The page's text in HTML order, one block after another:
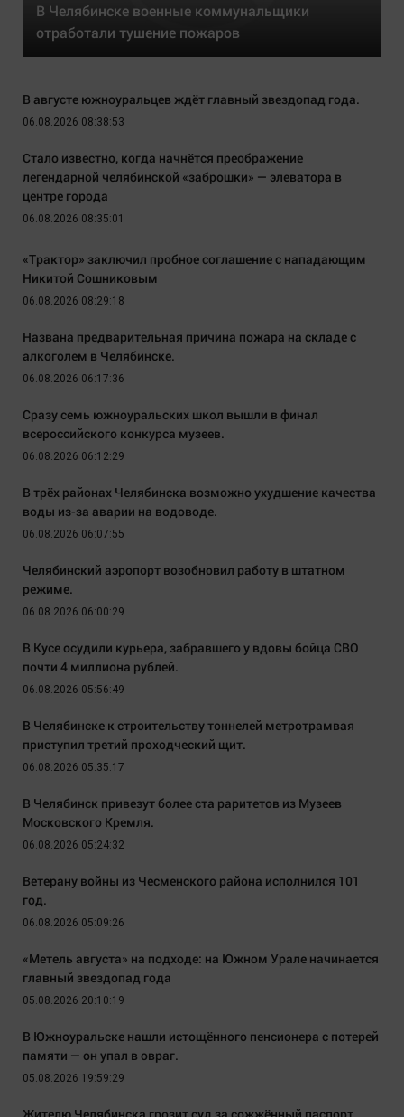
В Челябинске военные коммунальщики
отработали тушение пожаров
В августе южноуральцев ждёт главный звездопад года.
06.08.2026 08:38:53
Стало известно, когда начнётся преображение
легендарной челябинской «заброшки» — элеватора в
центре города
06.08.2026 08:35:01
«Трактор» заключил пробное соглашение с нападающим
Никитой Сошниковым
06.08.2026 08:29:18
Названа предварительная причина пожара на складе с
алкоголем в Челябинске.
06.08.2026 06:17:36
Сразу семь южноуральских школ вышли в финал
всероссийского конкурса музеев.
06.08.2026 06:12:29
В трёх районах Челябинска возможно ухудшение качества
воды из-за аварии на водоводе.
06.08.2026 06:07:55
Челябинский аэропорт возобновил работу в штатном
режиме.
06.08.2026 06:00:29
В Кусе осудили курьера, забравшего у вдовы бойца СВО
почти 4 миллиона рублей.
06.08.2026 05:56:49
В Челябинске к строительству тоннелей метротрамвая
приступил третий проходческий щит.
06.08.2026 05:35:17
В Челябинск привезут более ста раритетов из Музеев
Московского Кремля.
06.08.2026 05:24:32
Ветерану войны из Чесменского района исполнился 101
год.
06.08.2026 05:09:26
«Метель августа» на подходе: на Южном Урале начинается
главный звездопад года
05.08.2026 20:10:19
В Южноуральске нашли истощённого пенсионера с потерей
памяти — он упал в овраг.
05.08.2026 19:59:29